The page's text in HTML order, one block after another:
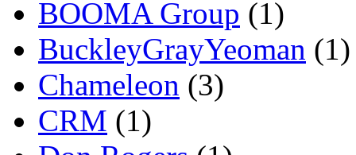
BOOMA Group (1)
BuckleyGrayYeoman (1)
Chameleon (3)
CRM (1)